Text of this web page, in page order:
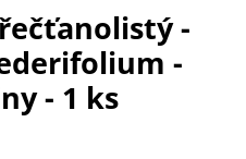
-
-
- 1 ks